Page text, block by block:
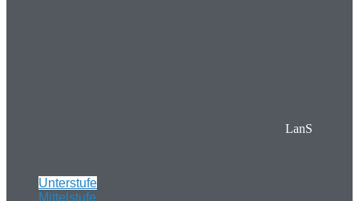
LanS
Unterstufe
Mittelstufe